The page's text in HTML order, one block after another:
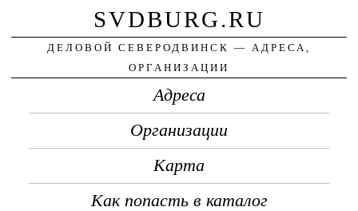
SVDBURG.RU
ДЕЛОВОЙ СЕВЕРОДВИНСК — АДРЕСА,
ОРГАНИЗАЦИИ
Адреса
Организации
Карта
Как попасть в каталог